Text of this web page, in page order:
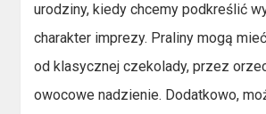
urodziny, kiedy chcemy podkreślić
charakter imprezy. Praliny mogą
od klasycznej czekolady, przez
owocowe nadzienie. Dodatkowo,